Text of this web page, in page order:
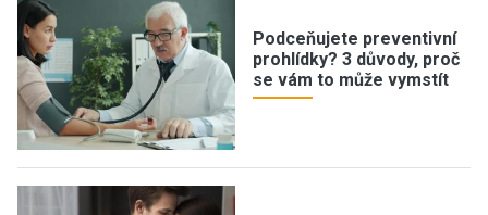
Podceňujete preventivní
prohlídky? 3 důvody, proč
se vám to může vymstít